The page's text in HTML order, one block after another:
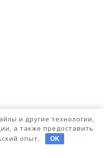
и другие технологии,
а также предоставить
опыт.
OK